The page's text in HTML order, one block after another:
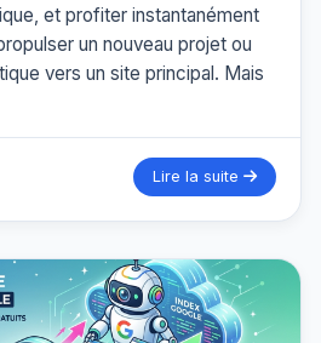
et profiter instantanément
un nouveau projet ou
vers un site principal. Mais
Lire la suite